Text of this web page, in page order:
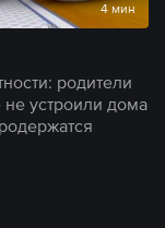
4 мин
родители
не устроили дома